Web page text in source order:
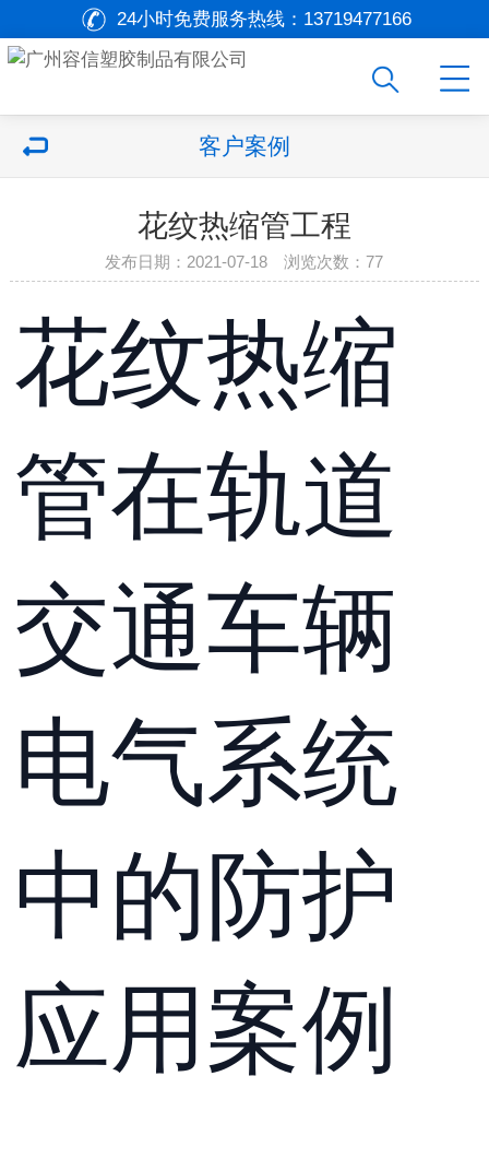
24小时免费服务热线： 13719477166
客户案例
花纹热缩管工程
发布日期：2021-07-18 浏览次数：77
花纹热缩
管在轨道
交通车辆
电气系统
中的防护
应用案例